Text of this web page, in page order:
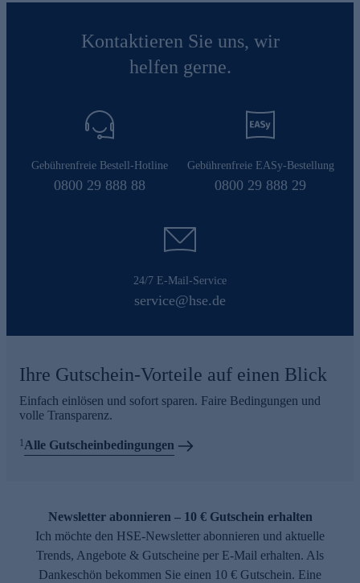
Kontaktieren Sie uns, wir
helfen gerne.
Gebührenfreie Bestell-Hotline
0800 29 888 88
Gebührenfreie EASy-Bestellung
0800 29 888 29
24/7 E-Mail-Service
service@hse.de
Ihre Gutschein-Vorteile auf einen Blick
Einfach einlösen und sofort sparen. Faire Bedingungen und
volle Transparenz.
1 Alle Gutscheinbedingungen
Newsletter abonnieren – 10 € Gutschein erhalten
Ich möchte den HSE-Newsletter abonnieren und aktuelle
Trends, Angebote & Gutscheine per E-Mail erhalten. Als
Dankeschön bekommen Sie einen 10 € Gutschein. Eine